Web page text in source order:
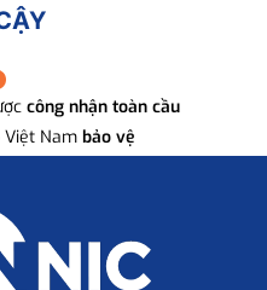
công nhận toàn cầu
Nam bảo vệ